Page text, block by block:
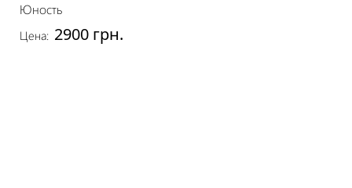
Юность
Цена: 2900 грн.